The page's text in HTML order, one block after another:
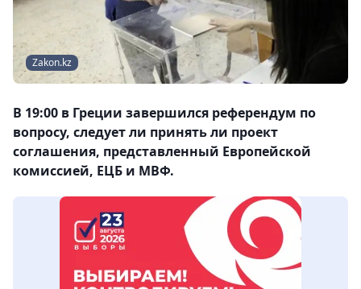
Zakon.kz
В 19:00 в Греции завершился референдум по
вопросу, следует ли принять ли проект
соглашения, представленный Европейской
комиссией, ЕЦБ и МВФ.